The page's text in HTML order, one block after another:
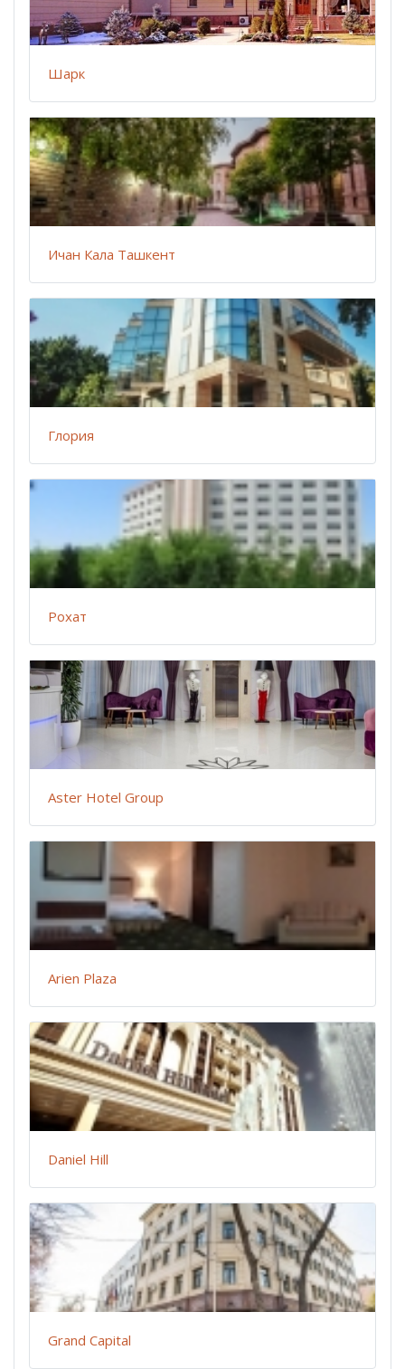
Шарк
Ичан Кала Ташкент
Глория
Рохат
Aster Hotel Group
Arien Plaza
Daniel Hill
Grand Capital